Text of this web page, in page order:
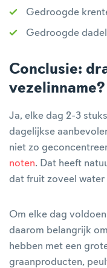
Gedroogde
Gedroogde
Conclusie:
vezelinname?
Ja, elke dag 2-3
dagelijkse
niet zo
noten. Dat heeft
dat fruit zoveel water
Om elke dag
daarom belangrijk
hebben met een
graanproducten,